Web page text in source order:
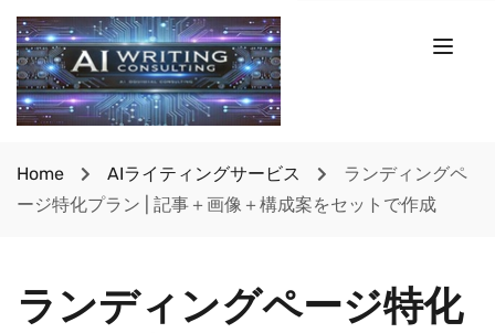
Home AIライティングサービス
ランディングペ
ージ特化プラン | 記事＋画像＋構成案をセットで作成
ランディングページ特化